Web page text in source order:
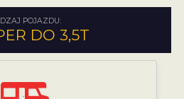
POJAZDU:
DO 3,5T